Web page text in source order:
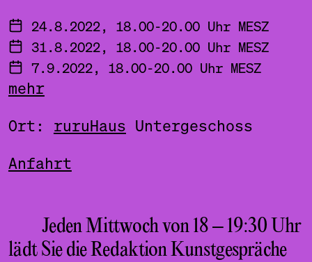
24.8.2022, 18.00-20.00 Uhr MESZ
31.8.2022, 18.00-20.00 Uhr MESZ
7.9.2022, 18.00-20.00 Uhr MESZ
14.9.2022, 18.00-20.00 Uhr MESZ
mehr
Ort: ruruHaus Untergeschoss
Anfahrt
Jeden Mittwoch von 18 – 19:30 Uhr
lädt Sie die Redaktion Kunstgespräche